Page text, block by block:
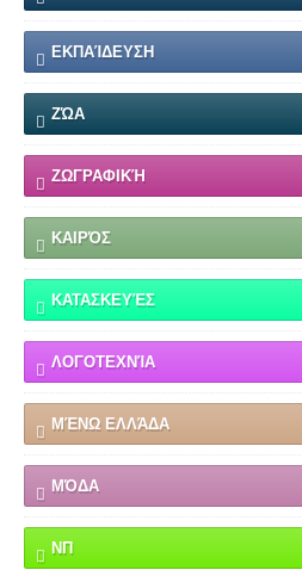
ΕΚΠΑΊΔΕΥΣΗ
ΖΏΑ
ΖΩΓΡΑΦΙΚΉ
ΚΑΙΡΌΣ
ΚΑΤΑΣΚΕΥΈΣ
ΛΟΓΟΤΕΧΝΊΑ
ΜΈΝΩ ΕΛΛΆΔΑ
ΜΌΔΑ
ΝΠ